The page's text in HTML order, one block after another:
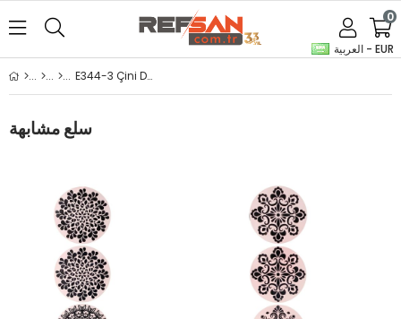
العربية - EUR
0
E344-3 Çini Desenli Sır Altı Dekal 3x23 cm
سلع مشابهة